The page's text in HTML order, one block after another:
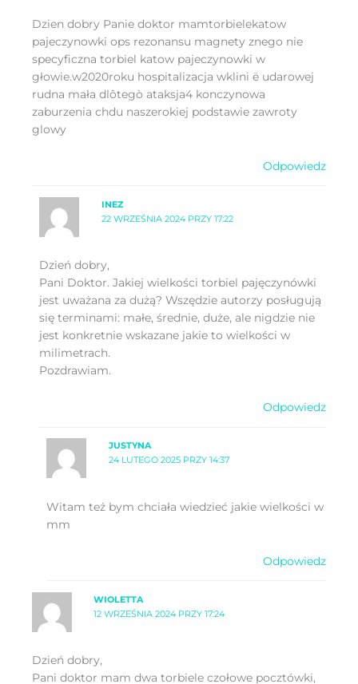
Dzien dobry Panie doktor mamtorbielekatow
pajeczynowki ops rezonansu magnety znego nie
specyficzna torbiel katow pajeczynowki w
głowie.w2020roku hospitalizacja wklini ë udarowej
rudna mała dlôtegò ataksja4 konczynowa
zaburzenia chdu naszerokiej podstawie zawroty
glowy
Odpowiedz
INEZ
22 WRZEŚNIA 2024 PRZY 17:22
Dzień dobry,
Pani Doktor. Jakiej wielkości torbiel pajęczynówki
jest uważana za dużą? Wszędzie autorzy posługują
się terminami: małe, średnie, duże, ale nigdzie nie
jest konkretnie wskazane jakie to wielkości w
milimetrach.
Pozdrawiam.
Odpowiedz
JUSTYNA
24 LUTEGO 2025 PRZY 14:37
Witam też bym chciała wiedzieć jakie wielkości w
mm
Odpowiedz
WIOLETTA
12 WRZEŚNIA 2024 PRZY 17:24
Dzień dobry,
Pani doktor mam dwa torbiele czołowe pocztówki,